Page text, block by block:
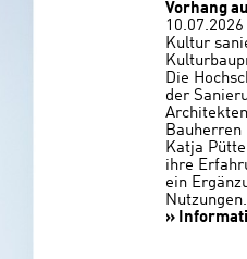
Vorhang
10.07.2026
Kultur
Die
der
Bauherren
Katja
ihre
ein
Nutzungen.
»